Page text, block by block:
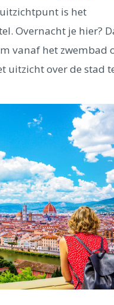
Wenen Budapestis het
Overnacht je hier?
vanaf het zwembad
uitzicht over de stad